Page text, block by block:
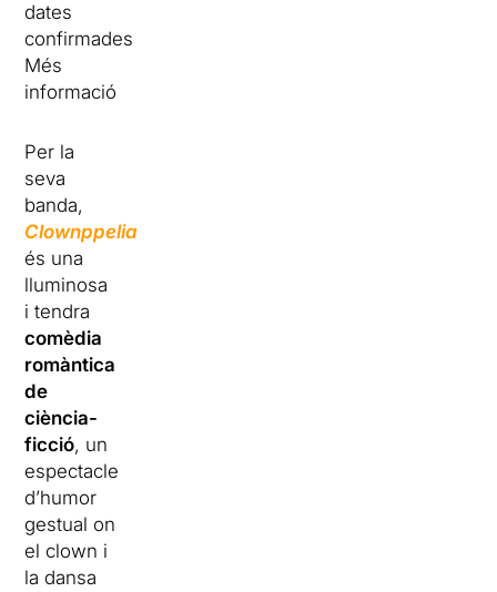
dates
confirmades
Més
informació
Per la
seva
banda,
Clownppelia
és una
lluminosa
i tendra
comèdia
romàntica
de
ciència-
ficció, un
espectacle
d’humor
gestual on
el clown i
la dansa